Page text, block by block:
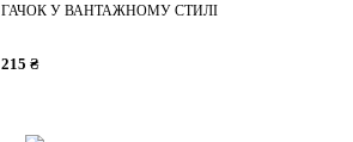
ГАЧОК У ВАНТАЖНОМУ СТИЛІ
215 ₴